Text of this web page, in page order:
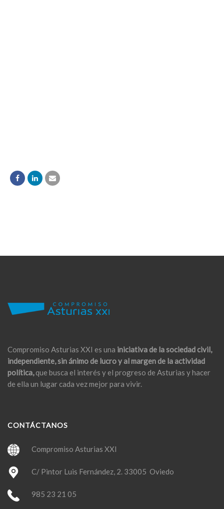
Compromiso Asturias XXI es una iniciativa de la sociedad civil,
independiente, sin ánimo de lucro y al margen de la actividad
política,que busca el interés y el progreso de Asturias y hacer
de ella un lugar cada vez mejor para vivir.
CONTÁCTANOS
Compromiso Asturias XXI
C/ Pintor Luis Fernández, 2. 33005 Oviedo
985 23 21 05